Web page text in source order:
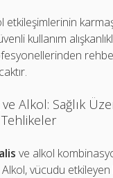
etkileşimlerinin
kullanım
Alkol: Sağlık
ve alkol
Alkol, vücudu